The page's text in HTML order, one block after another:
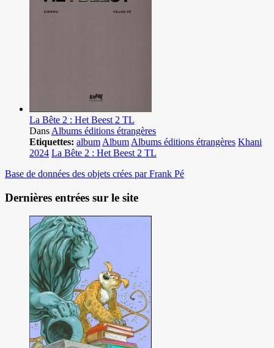
La Bête 2 : Het Beest 2 TL
Dans Albums éditions étrangères
Etiquettes: album Album Albums éditions étrangères Khani
2024 La Bête 2 : Het Beest 2 TL
Base de données des objets crées par Frank Pé
Dernières entrées sur le site